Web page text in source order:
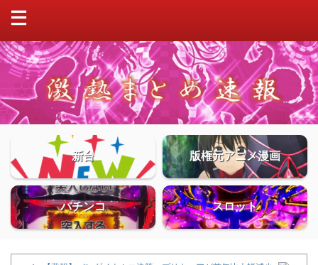
新台 版権元アニメ漫画
パチンコ スロット